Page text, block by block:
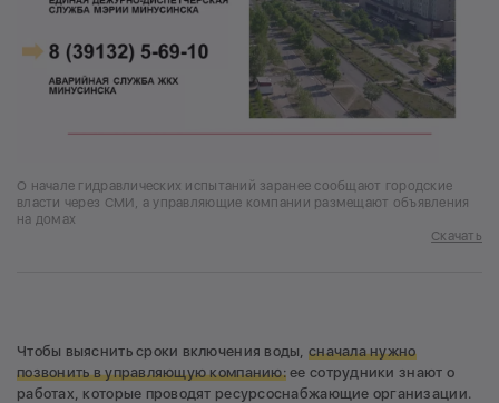
О начале гидравлических испытаний заранее сообщают городские
власти через СМИ, а управляющие компании размещают объявления
на домах
Скачать
Чтобы выяснить сроки включения воды, сначала нужно
позвонить в управляющую компанию:ее сотрудники знают о
работах, которые проводят ресурсоснабжающие организации.